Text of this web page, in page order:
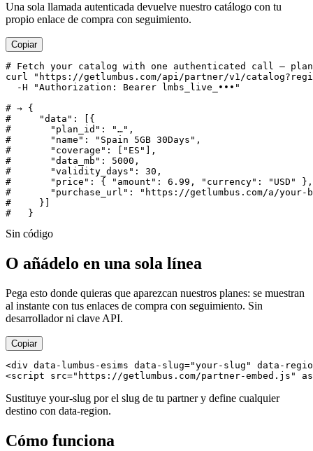
Una sola llamada autenticada devuelve nuestro catálogo con tu
propio enlace de compra con seguimiento.
Copiar
# Fetch your catalog with one authenticated call —
curl "https://getlumbus.com/api/partner/v1/
  -H "Authorization: Bearer lmbs_live_•••"
# → {
#     "data": [{
#       "plan_id": "…",
#       "name": "Spain 5GB 30Days",
#       "coverage": ["ES"],
#       "data_mb": 5000,
#       "validity_days": 30,
#       "price": { "amount": 6.99, "currency": "USD" },
#       "purchase_url": "https://getlumbus.com/a/your-
#     }]
#   }
Sin código
O añádelo en una sola línea
Pega esto donde quieras que aparezcan nuestros planes: se muestran
al instante con tus enlaces de compra con seguimiento. Sin
desarrollador ni clave API.
Copiar
<div data-lumbus-esims data-slug="your-slug" data-
<script src="https://getlumbus.com/partner-embed.js"
Sustituye your-slug por el slug de tu partner y define cualquier
destino con data-region.
Cómo funciona